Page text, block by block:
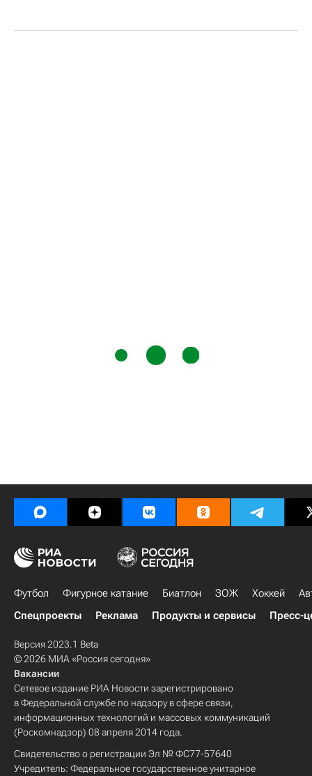
Футбол Фигурное катание Биатлон ЗОЖ Хоккей
Спецпроекты
Реклама Продукты и сервисы Пресс-
Версия 2023.1 Beta
© 2026 МИА «Россия сегодня»
Вакансии
Сетевое издание РИА Новости зарегистрировано
в Федеральной службе по надзору в сфере связи,
информационных технологий и массовых коммуникаций
(Роскомнадзор) 08 апреля 2014 года.
Свидетельство о регистрации Эл № ФС77-57640
Учредитель: Федеральное государственное унитарное